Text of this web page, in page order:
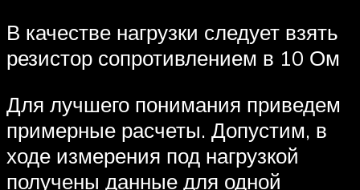
В качестве нагрузки следует взять
резистор сопротивлением в 10 Ом
Для лучшего понимания приведем
примерные расчеты. Допустим, в
ходе измерения под нагрузкой
получены данные для одной